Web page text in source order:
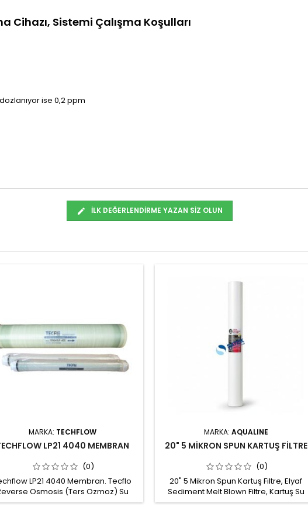
Cihazı, Sistemi Çalışma Koşulları
ise 0,2 ppm
İLK DEĞERLENDIRME YAZAN SIZ OLUN
MARKA: TECHFLOW
LP21 4040 MEMBRAN
(0)
LP21 4040 Membran. Tecflo
Osmosis (Ters Ozmoz) Su
Sistemi Membranı. Yüzey suyu,
MARKA: AQUALINE
20" 5 MİKRON SPUN KARTUŞ FİLTRE
(0)
20" 5 Mikron Spun Kartuş Filtre, Elyaf
Sediment Melt Blown Filtre, Kartuş Su
Filtresi Spun kartuş sediment filtre, su